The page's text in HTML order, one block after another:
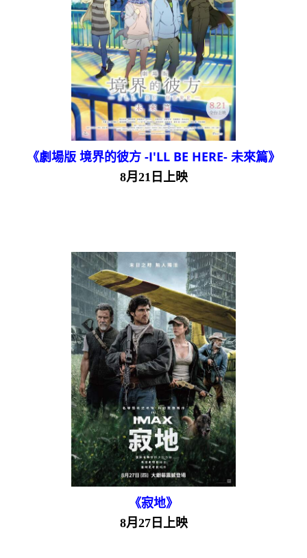
《劇場版 境界的彼方 -I'LL BE HERE- 未來篇》
8月21日上映
《寂地》
8月27日上映